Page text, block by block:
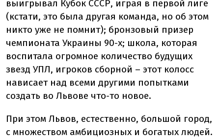
выигрывал Кубок СССР, играя в первой лиге
(кстати, это была другая команда, но об этом
никто уже не помнит); бронзовый призер
чемпионата Украины 90-х; школа, которая
воспитала огромное количество будущих
звезд УПЛ, игроков сборной – этот колосс
нависает над всеми другими попытками
создать во Львове что-то новое.
При этом Львов, естественно, большой город,
с множеством амбициозных и богатых людей.